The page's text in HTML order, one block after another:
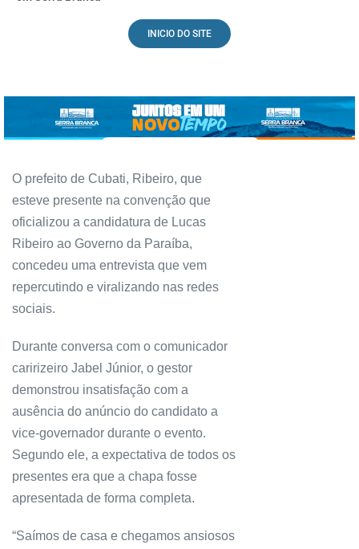
INICIO DO SITE
O prefeito de Cubati, Ribeiro, que
esteve presente na convenção que
oficializou a candidatura de Lucas
Ribeiro ao Governo da Paraíba,
concedeu uma entrevista que vem
repercutindo e viralizando nas redes
sociais.
Durante conversa com o comunicador
caririzeiro Jabel Júnior, o gestor
demonstrou insatisfação com a
ausência do anúncio do candidato a
vice-governador durante o evento.
Segundo ele, a expectativa de todos os
presentes era que a chapa fosse
apresentada de forma completa.
“Saímos de casa e chegamos ansiosos